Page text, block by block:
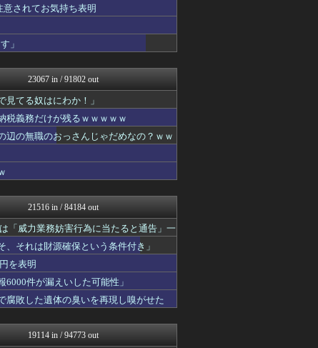
ツバメ速報＠ヤクルトスワロ...
【サッカー まとめ】サカラ...
カンダタ速報
watch＠２ちゃんねる
やみ速@なんJ西武まとめ
GUNDAM.LOG｜ガン...
なんJ PRIDE
痛いニュース(ﾉ∀`)
ウマ娘まとめ速報うまろぐ
阪神タイガースちゃんねる
修羅場まとめ速報
渡る世間はキチばかり - ...
アルファルファモザイク＠ネ...
ほんわかMkⅡ
修羅場ライフ速報
投資ちゃんねる
妹はVIPPER
オレ的ゲーム速報＠刃
みそパンNEWS
すまいる(^-^)ぶろぐ
されてお気持ち表明
」
23067 in / 91802 out
てる奴はにわか！」
税義務だけが残るｗｗｗｗｗ
辺の無職のおっさんじゃだめなの？ｗｗ
21516 in / 84184 out
「威力業務妨害行為に当たると通告」一
それは財源確保という条件付き」
を表明
件が漏えいした可能性」
腐敗した遺体の臭いを再現し嗅がせた
19114 in / 94773 out